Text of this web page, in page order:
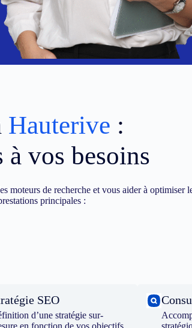
Hauterive :
à vos besoins
moteurs de recherche et vous aider à optimiser
principales :
SEO
d’une stratégie sur-
en fonction de vos objectifs